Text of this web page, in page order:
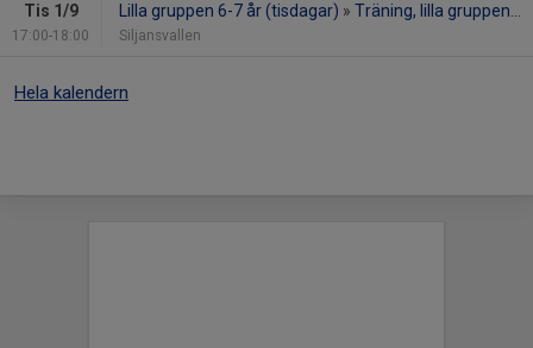
Tis 1/9
17:00-18:00
Lilla gruppen 6-7 år (tisdagar) » Träning, lilla gruppen 6-7 år (tisdagar)
Siljansvallen
Hela kalendern